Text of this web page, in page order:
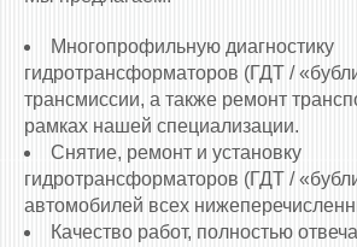
Многопрофильную диагностику
гидротрансформаторов (ГДТ /
трансмиссии, а также ремонт
рамках нашей специализации.
Снятие, ремонт и установку
гидротрансформаторов (ГДТ /
автомобилей всех
Качество работ, полностью